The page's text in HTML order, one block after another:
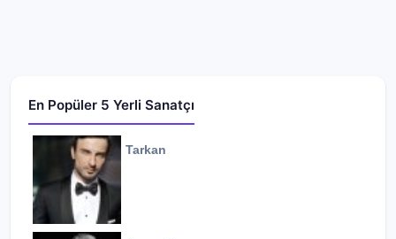
En Popüler 5 Yerli Sanatçı
Tarkan